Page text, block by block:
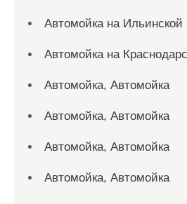
Автомойка на Ильинской
Автомойка на
Автомойка, Автомойка
Автомойка, Автомойка
Автомойка, Автомойка
Автомойка, Автомойка